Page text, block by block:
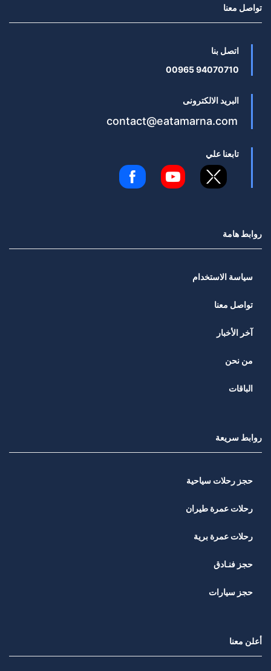
تواصل معنا
اتصل بنا
94070710 00965
البريد الالكترونى
contact@eatamarna.com
تابعنا علي
روابط هامة
سياسة الاستخدام
تواصل معنا
آخر الأخبار
من نحن
الباقات
روابط سريعة
حجز رحلات سياحية
رحلات عمرة طيران
رحلات عمرة برية
حجز فنـادق
حجز سيارات
أعلن معنا